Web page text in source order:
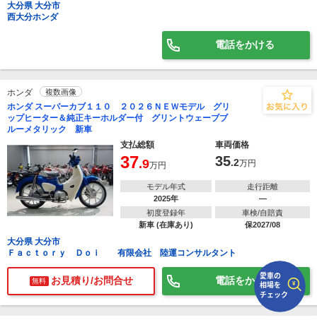
大分県 大分市
西大分ホンダ
電話をかける
ホンダ 複数画像
ホンダ スーパーカブ１１０ ２０２６ＮＥＷモデル グリ
ップヒーター＆純正キーホルダー付 グリントウェーブブ
ルーメタリック 新車
支払総額
車両価格
37.9万円 35.2万円
モデル年式
2025年
走行距離
―
初度登録年
新車 (在庫あり)
車検/自賠責
保2027/08
大分県 大分市
Ｆａｃｔｏｒｙ Ｄｏｉ 有限会社 陸運コンサルタント
無料 お見積り/お問合せ 電話をかける
車種選択するだけ、かんたん相場検索
排気量
型式(任意)
走行距離(任意)